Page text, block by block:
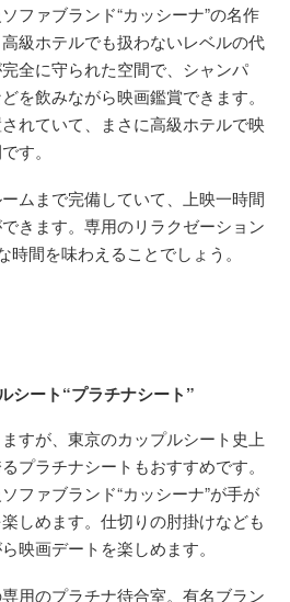
ファブランド“カッシーナ”の名作
高級ホテルでも扱わないレベルの代
全に守られた空間で、シャンパ
を飲みながら映画鑑賞できます。
れていて、まさに高級ホテルで映
す。
ムまで完備していて、上映一時間
きます。専用のリラクゼーション
時間を味わえることでしょう。
シート“プラチナシート”
すが、東京のカップルシート史上
プラチナシートもおすすめです。
ファブランド“カッシーナ”が手が
しめます。仕切りの肘掛けなども
映画デートを楽しめます。
用のプラチナ待合室。有名ブラン